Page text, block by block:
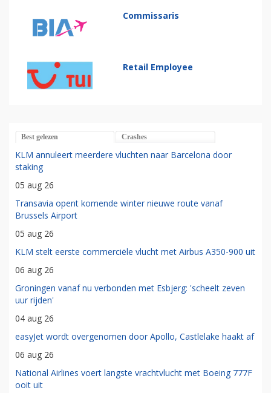
Commissaris
Retail Employee
Best gelezen Crashes
KLM annuleert meerdere vluchten naar Barcelona door
staking
05 aug 26
Transavia opent komende winter nieuwe route vanaf
Brussels Airport
05 aug 26
KLM stelt eerste commerciële vlucht met Airbus A350-900 uit
06 aug 26
Groningen vanaf nu verbonden met Esbjerg: 'scheelt zeven
uur rijden'
04 aug 26
easyJet wordt overgenomen door Apollo, Castlelake haakt af
06 aug 26
National Airlines voert langste vrachtvlucht met Boeing 777F
ooit uit